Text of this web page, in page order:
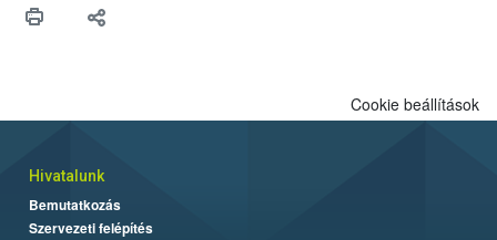
felhasználók számára is elérhető és ökológiai termesztésben is
Cookie beállítások
Hivatalunk
Bemutatkozás
Szervezeti felépítés